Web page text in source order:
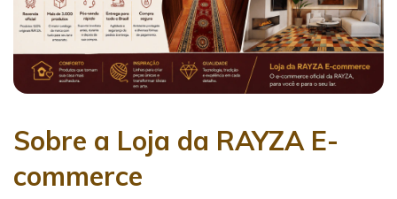
Sobre a Loja da RAYZA E-
commerce